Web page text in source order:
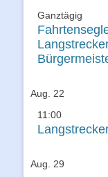
Ganztägig
Aug. 22
11:00
Aug. 29